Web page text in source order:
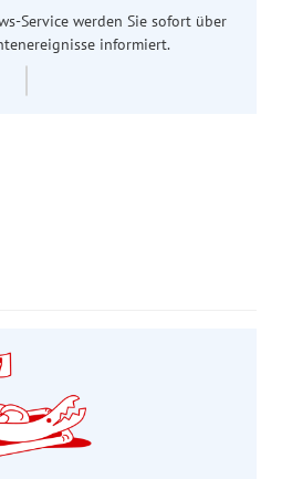
Service werden Sie sofort über
informiert.